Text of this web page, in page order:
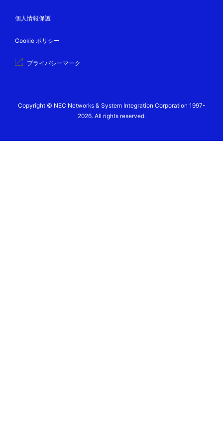
個人情報保護
Cookie ポリシー
プライバシーマーク
Copyright © NEC Networks & System Integration Corporation 1997-
2026. All rights reserved.